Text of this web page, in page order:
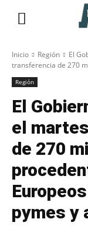
Inicio Región
El
transferencia de 270
Región
El
el
de 270
pymes y